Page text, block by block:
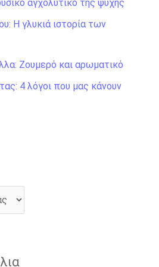
αγχολυτικό της ψυχής
Η γλυκιά ιστορία των
Ζουμερό και αρωματικό
4 λόγοι που μας κάνουν